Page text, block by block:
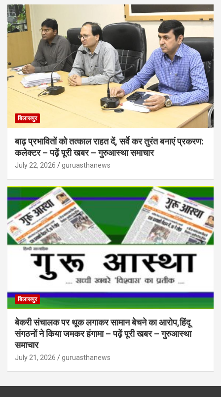
बिलासपुर
बाढ़ प्रभावितों को तत्काल राहत दें, सर्वे कर तुरंत बनाएं प्रकरण:
कलेक्टर – पढ़ें पूरी खबर – गुरुआस्था समाचार
July 22, 2026 guruasthanews
बिलासपुर
बेकरी संचालक पर थूक लगाकर सामान बेचने का आरोप,हिंदू
संगठनों ने किया जमकर हंगामा – पढ़ें पूरी खबर – गुरुआस्था
समाचार
July 21, 2026 guruasthanews